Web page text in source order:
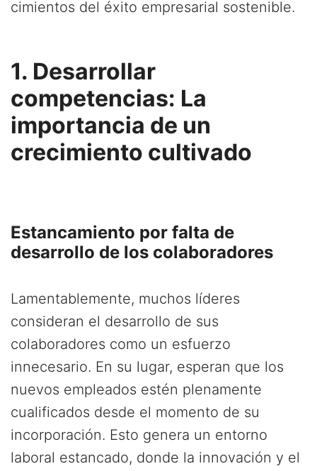
cimientos del éxito empresarial sostenible.
1. Desarrollar
competencias: La
importancia de un
crecimiento cultivado
Estancamiento por falta de
desarrollo de los colaboradores
Lamentablemente, muchos líderes
consideran el desarrollo de sus
colaboradores como un esfuerzo
innecesario. En su lugar, esperan que los
nuevos empleados estén plenamente
cualificados desde el momento de su
incorporación. Esto genera un entorno
laboral estancado, donde la innovación y el